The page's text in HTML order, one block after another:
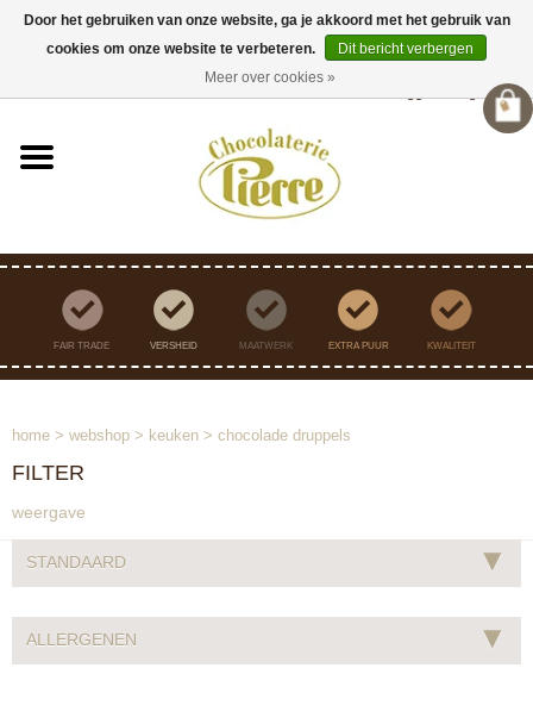
Verzending binnen Nederland vanaf €45,- gratis
Registreren
FAIR TRADE VERSHEID MAATWERK EXTRA PUUR KWALITEIT
home > webshop > keuken > chocolade druppels
FILTER
weergave
STANDAARD ▾
ALLERGENEN ▾
Door het gebruiken van onze website, ga je akkoord met het gebruik van
cookies om onze website te verbeteren.
Dit bericht verbergen
Meer over cookies »